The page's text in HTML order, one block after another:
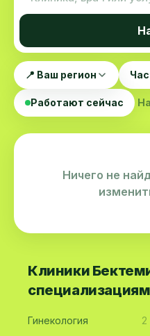
📍 Ваш регион
Работают сейчас
Ничего не
Клиники
специализациям
Гинекология 2